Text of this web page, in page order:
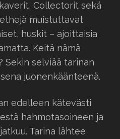
Collectorit sekä
muistuttavat
huskit – ajoittaisia
Keitä nämä
Sekin selviää tarinan
juonenkäänteenä.
edelleen kätevästi
hahmotasoineen ja
Tarina lähtee